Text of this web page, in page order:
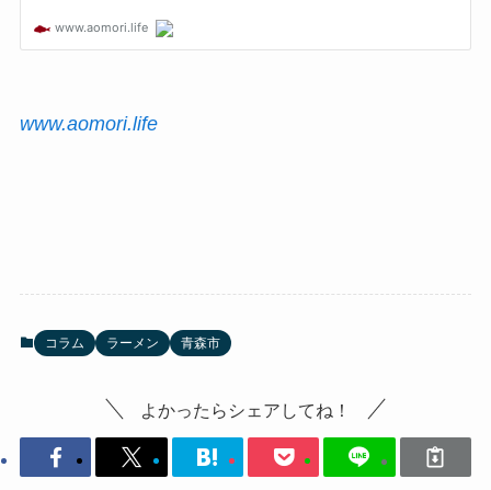
www.aomori.life
コラム ラーメン 青森市
よかったらシェアしてね！